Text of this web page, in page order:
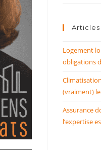
Logement
obligations
(vraiment)
Assurance
l’expertise